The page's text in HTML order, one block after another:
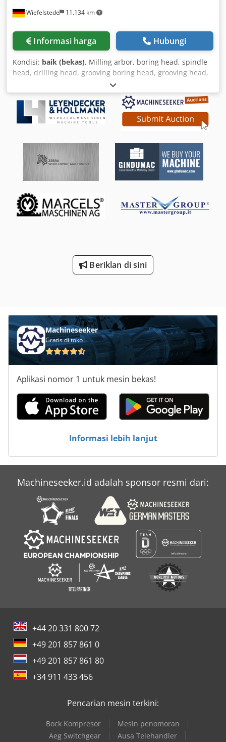
Wiefelstede 11.134 km
Informasi harga Hubungi
Kondisi: baik (bekas), Milling arbor, boring head, spindle
head, drilling head, grooving boring head, grooving head,
spindle boring head, facing head, universal boring head,
boring tool, facing head, facing and boring heads -
Manufacturer: Komet microbore twinbore, facing and
boring heads with countersinking tool -Type: various
versions, see photos -Komet: Type AB/VD 80 / AB/V 63x85 /
40x63x50 -Komet: Type AB/VD 63 / AB/VD 40 / AB/FZ 80 /
AB/V 40x60 / AB/VD 50 / AB/V 25x60 / AB/VD 25 ... -twinbore:
microbore MTP-75-1 / MTP-75-80 ... Dksdpfx Aiju S Tbhjfor -
Price/offer: complete -Transport box dimensions:
Beriklan di sini
Machineseeker
Gratis di toko
Aplikasi nomor 1 untuk mesin bekas!
Informasi lebih lanjut
Machineseeker.id adalah sponsor resmi dari:
+44 20 331 800 72
+49 201 857 861 0
+49 201 857 861 80
+34 911 433 456
Pencarian mesin terkini:
Bock Kompresor
Mesin penomoran
Aeg Switchgear
Ausa Telehandler